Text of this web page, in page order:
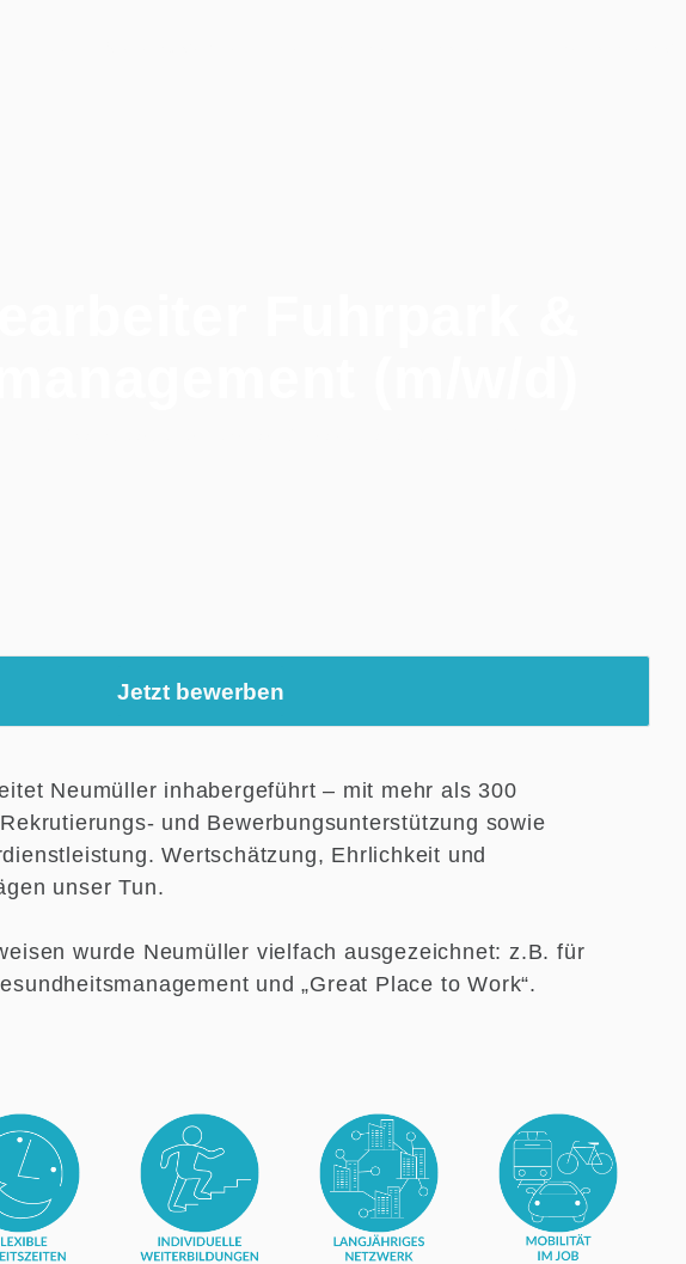
Jetzt bewerben
Neumüller inhabergeführt – mit mehr als 300
und Bewerbungsunterstützung sowie
Wertschätzung, Ehrlichkeit und
unser Tun.
wurde Neumüller vielfach ausgezeichnet: z.B. für
und „Great Place to Work“.